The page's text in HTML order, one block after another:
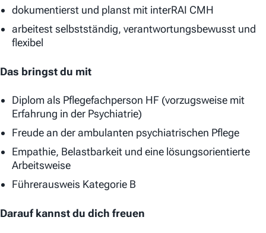
dokumentierst und planst mit interRAI CMH
arbeitest selbstständig, verantwortungsbewusst und
flexibel
Das bringst du mit
Diplom als Pflegefachperson HF (vorzugsweise mit
Erfahrung in der Psychiatrie)
Freude an der ambulanten psychiatrischen Pflege
Empathie, Belastbarkeit und eine lösungsorientierte
Arbeitsweise
Führerausweis Kategorie B
Darauf kannst du dich freuen